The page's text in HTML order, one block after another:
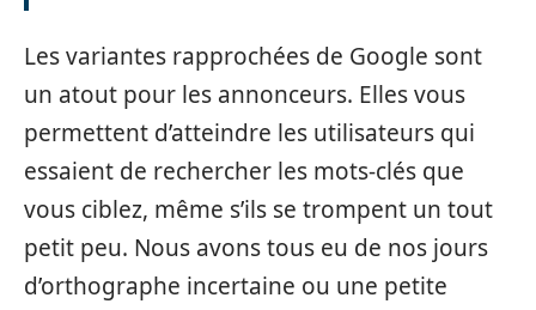
Les variantes rapprochées de Google sont
un atout pour les annonceurs. Elles vous
permettent d’atteindre les utilisateurs qui
essaient de rechercher les mots-clés que
vous ciblez, même s’ils se trompent un tout
petit peu. Nous avons tous eu de nos jours
d’orthographe incertaine ou une petite